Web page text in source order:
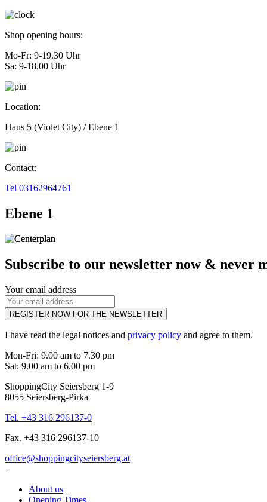
Shop opening hours:
Mo-Fr: 9-19.30 Uhr
Sa: 9-18.00 Uhr
Location:
Haus 5 (Violet City) / Ebene 1
Contact:
Tel 03162964761
Ebene 1
Subscribe to our newsletter now & never
Your email address
REGISTER NOW FOR THE NEWSLETTER
I have read the legal notices and privacy policy and agree to them.
Mon-Fri: 9.00 am to 7.30 pm
Sat: 9.00 am to 6.00 pm
ShoppingCity Seiersberg 1-9
8055 Seiersberg-Pirka
Tel. +43 316 296137-0
Fax. +43 316 296137-10
office@shoppingcityseiersberg.at
About us
Opening Times